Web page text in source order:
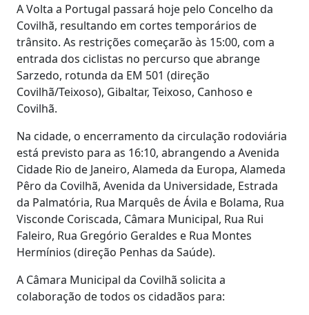
A Volta a Portugal passará hoje pelo Concelho da
Covilhã, resultando em cortes temporários de
trânsito. As restrições começarão às 15:00, com a
entrada dos ciclistas no percurso que abrange
Sarzedo, rotunda da EM 501 (direção
Covilhã/Teixoso), Gibaltar, Teixoso, Canhoso e
Covilhã.
Na cidade, o encerramento da circulação rodoviária
está previsto para as 16:10, abrangendo a Avenida
Cidade Rio de Janeiro, Alameda da Europa, Alameda
Pêro da Covilhã, Avenida da Universidade, Estrada
da Palmatória, Rua Marquês de Ávila e Bolama, Rua
Visconde Coriscada, Câmara Municipal, Rua Rui
Faleiro, Rua Gregório Geraldes e Rua Montes
Hermínios (direção Penhas da Saúde).
A Câmara Municipal da Covilhã solicita a
colaboração de todos os cidadãos para: